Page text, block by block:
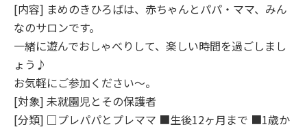
[内容] まめのきひろばは、赤ちゃんとパパ・ママ、みん
なのサロンです。
一緒に遊んでおしゃべりして、楽しい時間を過ごしまし
ょう♪
お気軽にご参加ください～。
[対象] 未就園児とその保護者
[分類] □プレパパとプレママ ■生後12ヶ月まで ■1歳か